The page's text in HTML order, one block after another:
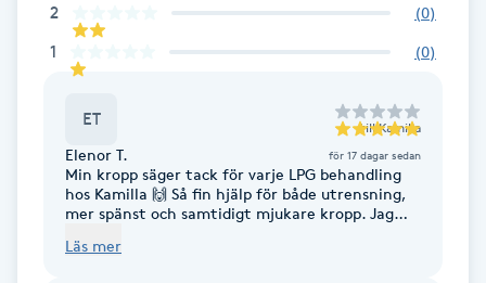
Face framing
Fet hårbotten
Fettreducering
2 (0)
1 (0)
ET till Kamilla
Elenor T. för 17 dagar sedan
Min kropp säger tack för varje LPG behandling
hos Kamilla 🙌 Så fin hjälp för både utrensning,
mer spänst och samtidigt mjukare kropp. Jag
behandling känns kroppen mer levande.
Läs mer